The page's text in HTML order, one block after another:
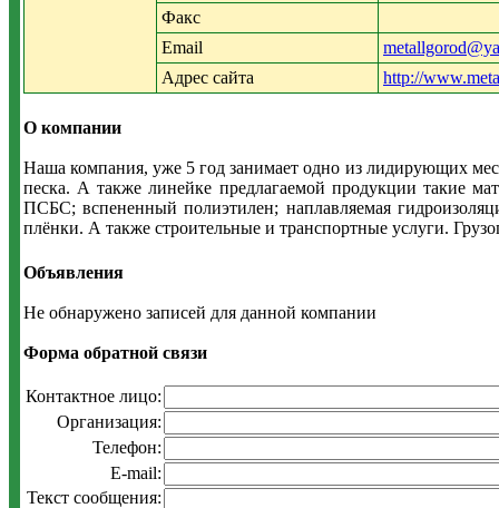
Факс
Email
Адрес сайта
http://
О компании
Наша компания, уже 5 год занимает одно из лидирующих
песка. А также линейке предлагаемой продукции такие
ПСБС; вспененный полиэтилен; наплавляемая
плёнки. А также строительные и транспортные услуги.
Объявления
Не обнаружено записей для данной компании
Форма обратной связи
Контактное лицо:
Организация:
Телефон:
E-mail:
Текст сообщения: